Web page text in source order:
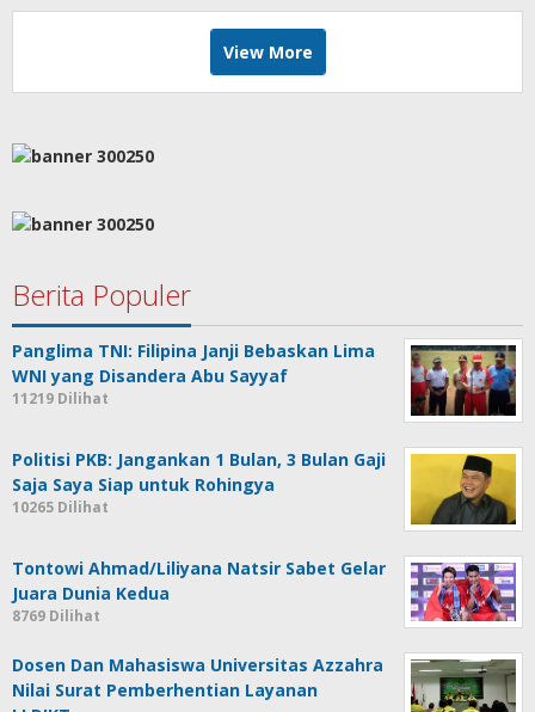
View More
Berita Populer
Panglima TNI: Filipina Janji Bebaskan Lima
WNI yang Disandera Abu Sayyaf
11219 Dilihat
Politisi PKB: Jangankan 1 Bulan, 3 Bulan Gaji
Saja Saya Siap untuk Rohingya
10265 Dilihat
Tontowi Ahmad/Liliyana Natsir Sabet Gelar
Juara Dunia Kedua
8769 Dilihat
Dosen Dan Mahasiswa Universitas Azzahra
Nilai Surat Pemberhentian Layanan